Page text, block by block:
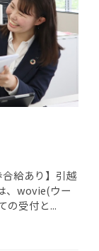
給あり】引越
、wovie(ウー
の受付と...